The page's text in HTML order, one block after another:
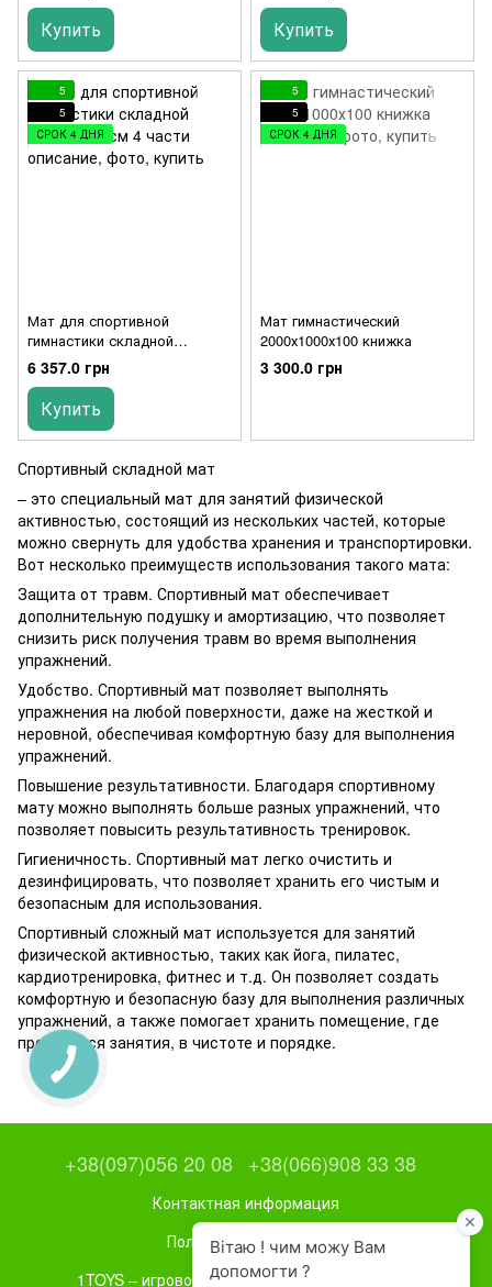
Купить Купить
5
5
СРОК 4 ДНЯ
Мат для спортивной
гимнастики складной
400х100х8 см 4 части
6 357.0 грн
Купить
5
5
СРОК 4 ДНЯ
Мат гимнастический
2000х1000х100 книжка
3 300.0 грн
Спортивный складной мат
– это специальный мат для занятий физической
активностью, состоящий из нескольких частей, которые
можно свернуть для удобства хранения и транспортировки.
Вот несколько преимуществ использования такого мата:
Защита от травм. Спортивный мат обеспечивает
дополнительную подушку и амортизацию, что позволяет
снизить риск получения травм во время выполнения
упражнений.
Удобство. Спортивный мат позволяет выполнять
упражнения на любой поверхности, даже на жесткой и
неровной, обеспечивая комфортную базу для выполнения
упражнений.
Повышение результативности. Благодаря спортивному
мату можно выполнять больше разных упражнений, что
позволяет повысить результативность тренировок.
Гигиеничность. Спортивный мат легко очистить и
дезинфицировать, что позволяет хранить его чистым и
безопасным для использования.
Спортивный сложный мат используется для занятий
физической активностью, таких как йога, пилатес,
кардиотренировка, фитнес и т.д. Он позволяет создать
комфортную и безопасную базу для выполнения различных
упражнений, а также помогает хранить помещение, где
проводятся занятия, в чистоте и порядке.
+38(097)056 20 08 +38(066)908 33 38
Контактная информация
Полная версия сайта
1TOYS – игровое и спортивное оборудование